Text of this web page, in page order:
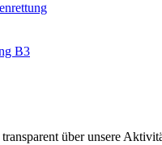
B3
über unsere